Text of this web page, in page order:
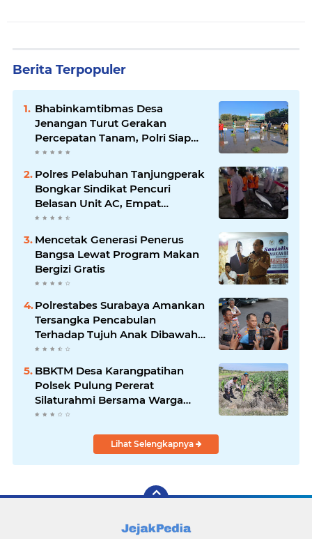
Berita Terpopuler
Bhabinkamtibmas Desa
Jenangan Turut Gerakan
Percepatan Tanam, Polri Siap
Kawal Swasembada Pangan
Kabupaten Ponorogo
Polres Pelabuhan Tanjungperak
Bongkar Sindikat Pencuri
Belasan Unit AC, Empat
Tersangka Diamankan
Mencetak Generasi Penerus
Bangsa Lewat Program Makan
Bergizi Gratis
Polrestabes Surabaya Amankan
Tersangka Pencabulan
Terhadap Tujuh Anak Dibawah
Umur
BBKTM Desa Karangpatihan
Polsek Pulung Pererat
Silaturahmi Bersama Warga
Wujudkan Kamtibmas yang
Lihat Selengkapnya